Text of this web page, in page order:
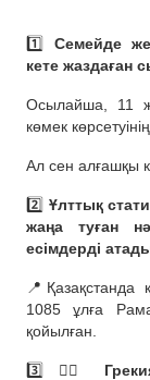
1️⃣ Семейде
кете жаздаған
Осылайша, 11
көмек
Ал сен алғашқы
2️⃣ Ұлттық
жаңа туған
есімдерді
📍Қазақстанда
1085 ұлға
қойылған.
3️⃣ 🏋🏻